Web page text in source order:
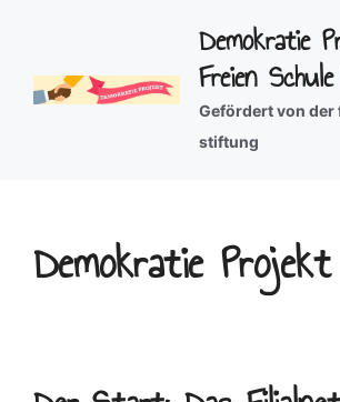
Demokratie
Freien
Gefördert von
stiftung
Demokratie Projekt